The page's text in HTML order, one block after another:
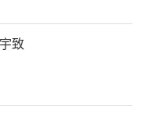
致